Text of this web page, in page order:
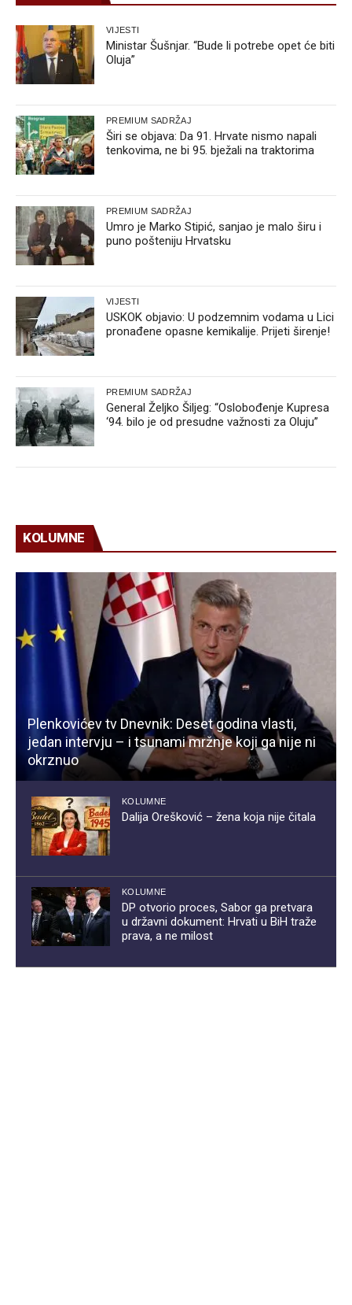
VIJESTI
Ministar Šušnjar. “Bude li potrebe opet će biti
Oluja”
PREMIUM SADRŽAJ
Širi se objava: Da 91. Hrvate nismo napali
tenkovima, ne bi 95. bježali na traktorima
PREMIUM SADRŽAJ
Umro je Marko Stipić, sanjao je malo širu i
puno pošteniju Hrvatsku
VIJESTI
USKOK objavio: U podzemnim vodama u Lici
pronađene opasne kemikalije. Prijeti širenje!
PREMIUM SADRŽAJ
General Željko Šiljeg: “Oslobođenje Kupresa
‘94. bilo je od presudne važnosti za Oluju”
KOLUMNE
Plenkovićev tv Dnevnik: Deset godina vlasti,
jedan intervju – i tsunami mržnje koji ga nije ni
okrznuo
KOLUMNE
Dalija Orešković – žena koja nije čitala
KOLUMNE
DP otvorio proces, Sabor ga pretvara
u državni dokument: Hrvati u BiH traže
prava, a ne milost